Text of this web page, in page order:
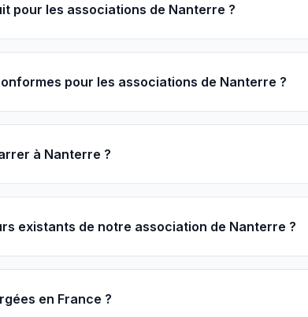
pour les associations de Nanterre ?
pour les associations de Nanterre ?
à Nanterre ?
existants de notre association de Nanterre ?
en France ?